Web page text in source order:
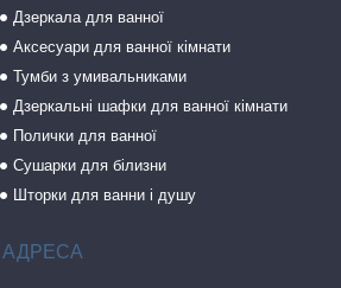
Дзеркала для ванної
Аксесуари для ванної кімнати
Тумби з умивальниками
Дзеркальні шафки для ванної кімнати
Полички для ванної
Сушарки для білизни
Шторки для ванни і душу